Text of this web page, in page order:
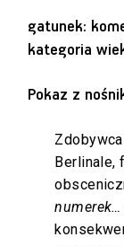
gatunek:
kategoria
Pokaz z
Berlinale,
numerek…